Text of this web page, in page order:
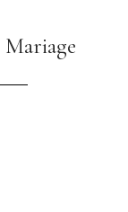
Mariage